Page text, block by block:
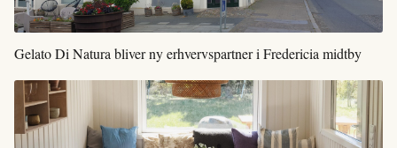
Gelato Di Natura bliver ny erhvervspartner i Fredericia midtby